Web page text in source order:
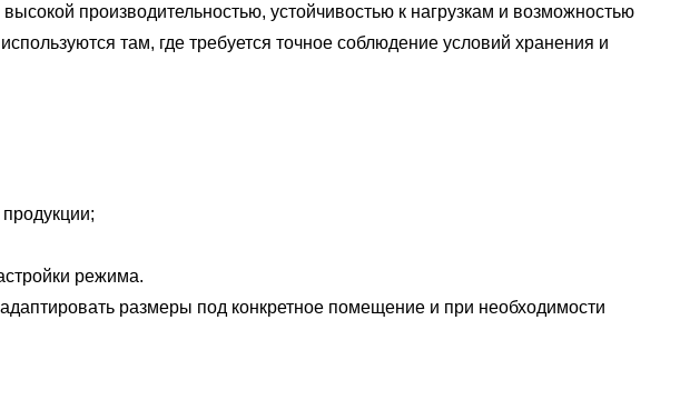
производительностью, устойчивостью к нагрузкам и возможностью
там, где требуется точное соблюдение условий хранения и
режима.
размеры под конкретное помещение и при необходимости